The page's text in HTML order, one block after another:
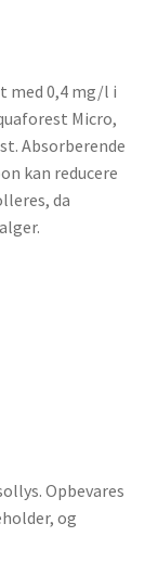
med 0,4 mg/l i
Micro,
Absorberende
kan reducere
da
Opbevares
og